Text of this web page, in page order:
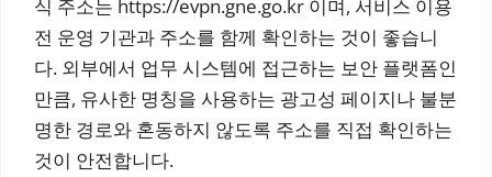
식 주소는 https://evpn.gne.go.kr 이며, 서비스 이용
전 운영 기관과 주소를 함께 확인하는 것이 좋습니
다. 외부에서 업무 시스템에 접근하는 보안 플랫폼인
만큼, 유사한 명칭을 사용하는 광고성 페이지나 불분
명한 경로와 혼동하지 않도록 주소를 직접 확인하는
것이 안전합니다.